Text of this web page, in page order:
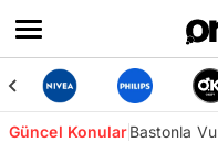
Güncel KonularBastonla